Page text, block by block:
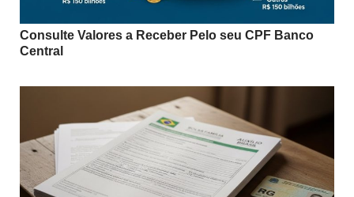
Consulte Valores a Receber Pelo seu CPF Banco
Central